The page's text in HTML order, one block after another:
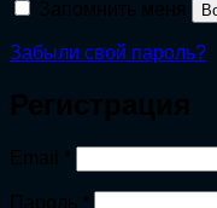
Забыли свой пароль?